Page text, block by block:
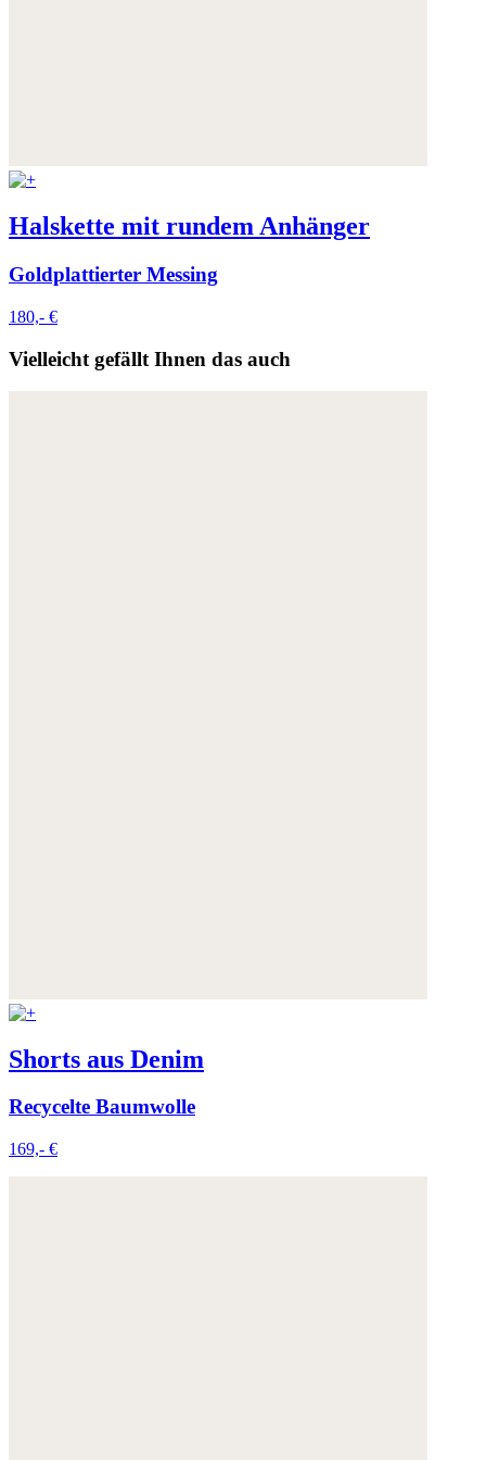
Halskette mit rundem Anhänger
Goldplattierter Messing
180,- €
Vielleicht gefällt Ihnen das auch
Shorts aus Denim
Recycelte Baumwolle
169,- €